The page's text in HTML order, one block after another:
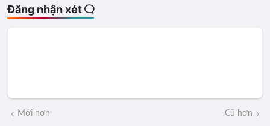
Đăng nhận xét
Mới hơn Cũ hơn